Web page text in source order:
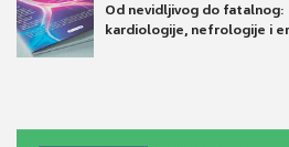
Od nevidljivog do fatalnog:
kardiologije, nefrologije i